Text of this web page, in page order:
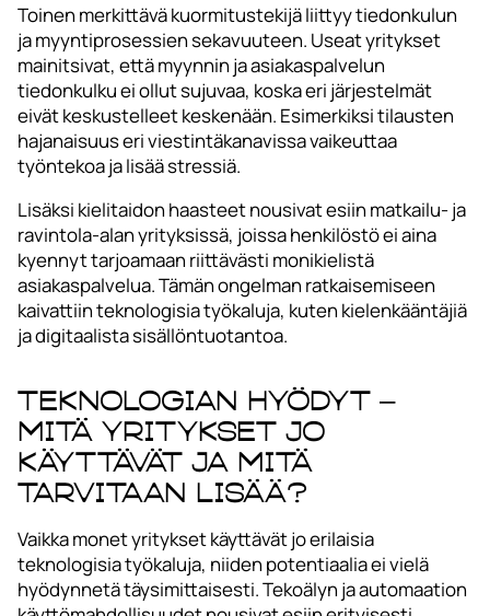
Toinen merkittävä kuormitustekijä liittyy tiedonkulun
ja myyntiprosessien sekavuuteen. Useat yritykset
mainitsivat, että myynnin ja asiakaspalvelun
tiedonkulku ei ollut sujuvaa, koska eri järjestelmät
eivät keskustelleet keskenään. Esimerkiksi tilausten
hajanaisuus eri viestintäkanavissa vaikeuttaa
työntekoa ja lisää stressiä.
Lisäksi kielitaidon haasteet nousivat esiin matkailu- ja
ravintola-alan yrityksissä, joissa henkilöstö ei aina
kyennyt tarjoamaan riittävästi monikielistä
asiakaspalvelua. Tämän ongelman ratkaisemiseen
kaivattiin teknologisia työkaluja, kuten kielenkääntäjiä
ja digitaalista sisällöntuotantoa.
Teknologian hyödyt –
mitä yritykset jo
käyttävät ja mitä
tarvitaan lisää?
Vaikka monet yritykset käyttävät jo erilaisia
teknologisia työkaluja, niiden potentiaalia ei vielä
hyödynnetä täysimittaisesti. Tekoälyn ja automaation